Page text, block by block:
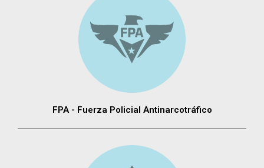
FPA - Fuerza Policial Antinarcotráfico